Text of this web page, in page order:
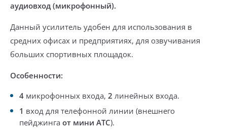
аудиовход (микрофонный).
Данный усилитель удобен для использования в
средних офисах и предприятиях, для озвучивания
больших спортивных площадок.
Особенности:
4 микрофонных входа, 2 линейных входа.
1 вход для телефонной линии (внешнего
пейджинга от мини АТС).